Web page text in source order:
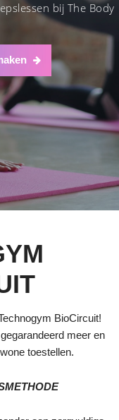
bij The Body
BioCircuit!
meer en
toestellen.